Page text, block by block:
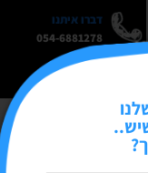
דברו איתנו
054-6881278